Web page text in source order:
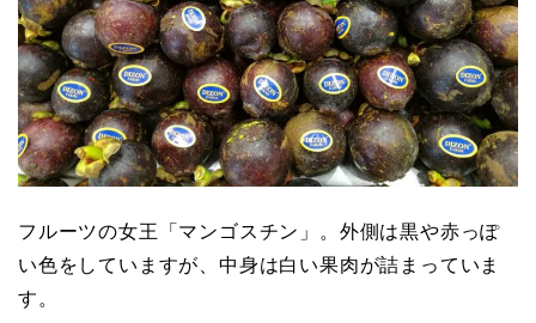
フルーツの女王「マンゴスチン」。外側は黒や赤っぽ
い色をしていますが、中身は白い果肉が詰まっていま
す。